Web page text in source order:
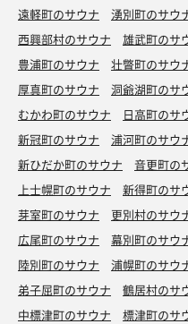
遠軽町のサウナ
湧別町のサウ
西興部村のサウナ
雄武町のサ
豊浦町のサウナ
壮瞥町のサウ
厚真町のサウナ
洞爺湖町のサ
むかわ町のサウナ
日高町のサ
新冠町のサウナ
浦河町のサウ
新ひだか町のサウナ
音更町の
上士幌町のサウナ
新得町のサ
芽室町のサウナ
更別村のサウ
広尾町のサウナ
幕別町のサウ
陸別町のサウナ
浦幌町のサウ
弟子屈町のサウナ
鶴居村のサ
中標津町のサウナ
標津町のサ